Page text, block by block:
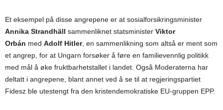
Et eksempel på disse angrepene er at sosialforsikringsminister
Annika Strandhäll sammenliknet statsminister Viktor
Orbán med Adolf Hitler, en sammenlikning som altså er ment som
et angrep, for at Ungarn forsøker å føre en familievennlig politikk
med mål å øke fruktbarhetstallet i landet. Også Moderaterna har
deltatt i angrepene, blant annet ved å se til at regjeringspartiet
Fidesz ble utestengt fra den kristendemokratiske EU-gruppen EPP.